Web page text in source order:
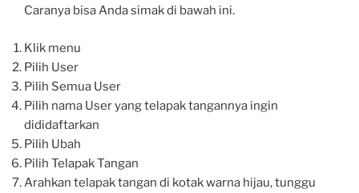
Caranya bisa Anda simak di bawah ini.
Klik menu
Pilih User
Pilih Semua User
Pilih nama User yang telapak tangannya ingin
dididaftarkan
Pilih Ubah
Pilih Telapak Tangan
Arahkan telapak tangan di kotak warna hijau, tunggu